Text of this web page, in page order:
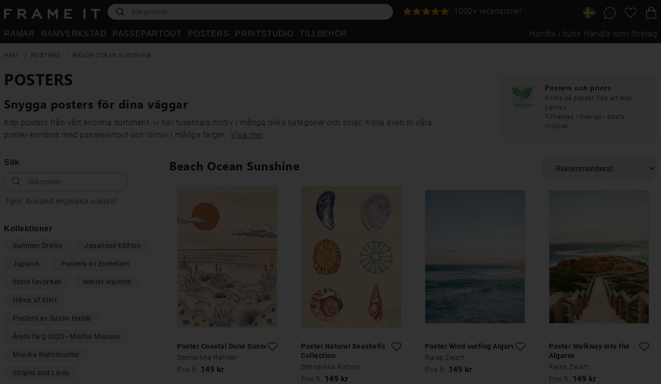
1000+ recensioner
RAMAR RAMVERKSTAD PASSEPARTOUT POSTERS PRINTSTUDIO TILLBEHÖR Handla i butik Handla som företag
HEM POSTERS BEACH OCEAN SUNSHINE
POSTERS
Snygga posters för dina väggar
Köp posters från vårt enorma sortiment, vi har tusentals motiv i många olika kategorier och stilar. Kolla även in våra
poster-kombos med passepartout och ramar i många färger. Visa mer
Posters och prints
Prints på papper, fine art eller
canvas
Tillverkas i Sverige - bästa
miljöval
Sök
Tips! Använd engelska sökord
Kollektioner
Summer Drinks Japanese Edition
Japandi Posters av Enelefant
Store favorites Winter warmth
Hilma af Klint
Posters av Suzan Habib
Årets färg 2025 - Mocha Mousse
Monika Riethmueller
Stripes and Lines
Beach Ocean Sunshine
Poster Coastal Dune Sunset
Senna-Mia Rahner
Pris fr. 149 kr
Poster Natural Seashells
Collection
Senna-Mia Rahner
Pris fr. 149 kr
Poster Wind surfing Algarve
Raisa Zwart
Pris fr. 149 kr
Poster Walkway into the
Algarve
Raisa Zwart
Pris fr. 149 kr